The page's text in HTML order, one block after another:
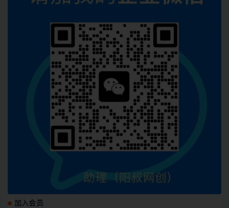
加入会员